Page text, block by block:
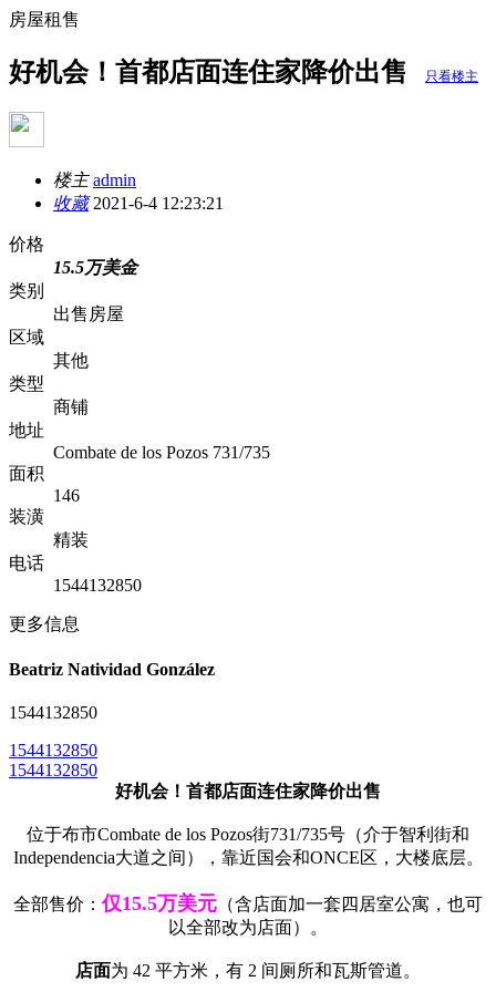
房屋租售
好机会！首都店面连住家降价出售 只看楼主
楼主 admin
收藏2021-6-4 12:23:21
价格
15.5万美金
类别
出售房屋
区域
其他
类型
商铺
地址
Combate de los Pozos 731/735
面积
146
装潢
精装
电话
1544132850
更多信息
Beatriz Natividad González
1544132850
1544132850
1544132850
好机会！首都店面连住家降价出售
位于布市Combate de los Pozos街731/735号（介于智利街和
Independencia大道之间），靠近国会和ONCE区，大楼底层。
全部售价：仅15.5万美元 （含店面加一套四居室公寓，也可
以全部改为店面）。
店面为 42 平方米，有 2 间厕所和瓦斯管道。